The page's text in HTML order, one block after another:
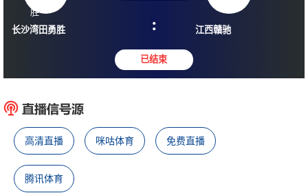
长沙湾田勇胜
2025-08-01 00:02:51
: 江西贛驰
高清直播 咪咕体育 免费直播
腾讯体育